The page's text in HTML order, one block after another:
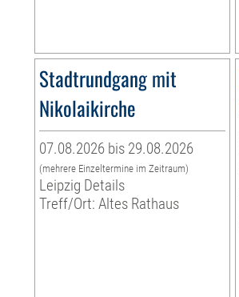
Stadtrundgang mit
Nikolaikirche
07.08.2026 bis 29.08.2026
(mehrere Einzeltermine im Zeitraum)
Leipzig Details
Treff/Ort: Altes Rathaus